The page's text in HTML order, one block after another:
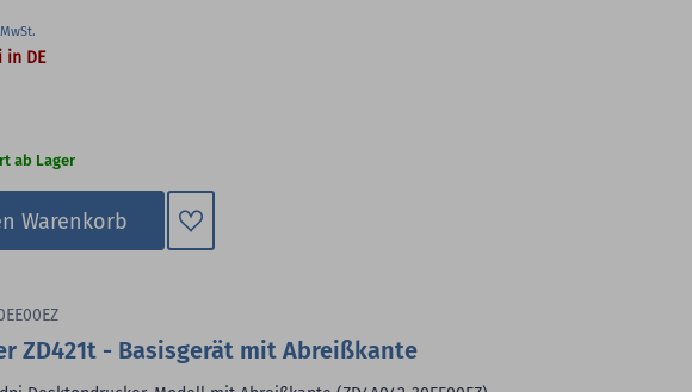
DE
ab Lager
Warenkorb
Zum
ZD421t - Basisgerät mit Abreißkante